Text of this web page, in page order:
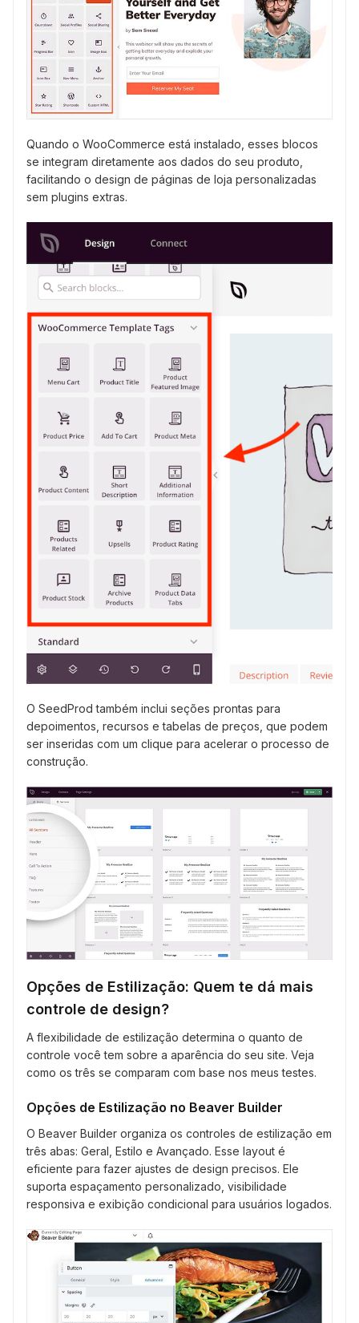
Quando o WooCommerce está instalado, esses blocos
se integram diretamente aos dados do seu produto,
facilitando o design de páginas de loja personalizadas
sem plugins extras.
O SeedProd também inclui seções prontas para
depoimentos, recursos e tabelas de preços, que podem
ser inseridas com um clique para acelerar o processo de
construção.
Opções de Estilização: Quem te dá mais
controle de design?
A flexibilidade de estilização determina o quanto de
controle você tem sobre a aparência do seu site. Veja
como os três se comparam com base nos meus testes.
Opções de Estilização no Beaver Builder
O Beaver Builder organiza os controles de estilização em
três abas: Geral, Estilo e Avançado. Esse layout é
eficiente para fazer ajustes de design precisos. Ele
suporta espaçamento personalizado, visibilidade
responsiva e exibição condicional para usuários logados.